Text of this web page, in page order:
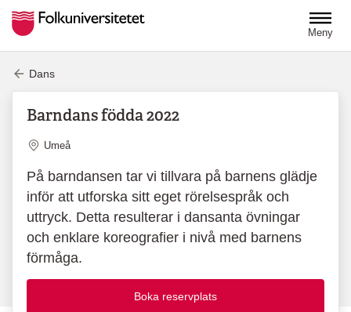
Meny
Dans
Barndans födda 2022
Plats
Umeå
På barndansen tar vi tillvara på barnens glädje
inför att utforska sitt eget rörelsespråk och
uttryck. Detta resulterar i dansanta övningar
och enklare koreografier i nivå med barnens
förmåga.
Boka reservplats